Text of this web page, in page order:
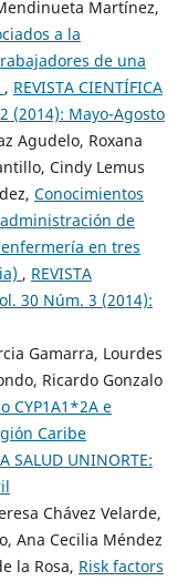
Martínez,
a la
de una
, REVISTA CIENTÍFICA
(2014): Mayo-Agosto
Agudelo, Roxana
Cindy Lemus
Conocimientos
de
en tres
, REVISTA
30 Núm. 3 (2014):
Gamarra, Lourdes
Ricardo Gonzalo
CYP1A1*2A e
Caribe
SALUD UNINORTE:
Chávez Velarde,
Ana Cecilia Méndez
la Rosa, Risk factors